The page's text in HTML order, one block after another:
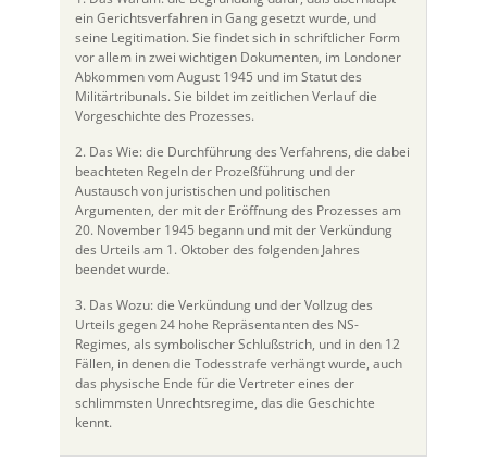
ein Gerichtsverfahren in Gang gesetzt wurde, und
seine Legitimation. Sie findet sich in schriftlicher Form
vor allem in zwei wichtigen Dokumenten, im Londoner
Abkommen vom August 1945 und im Statut des
Militärtribunals. Sie bildet im zeitlichen Verlauf die
Vorgeschichte des Prozesses.
2. Das Wie: die Durchführung des Verfahrens, die dabei
beachteten Regeln der Prozeßführung und der
Austausch von juristischen und politischen
Argumenten, der mit der Eröffnung des Prozesses am
20. November 1945 begann und mit der Verkündung
des Urteils am 1. Oktober des folgenden Jahres
beendet wurde.
3. Das Wozu: die Verkündung und der Vollzug des
Urteils gegen 24 hohe Repräsentanten des NS-
Regimes, als symbolischer Schlußstrich, und in den 12
Fällen, in denen die Todesstrafe verhängt wurde, auch
das physische Ende für die Vertreter eines der
schlimmsten Unrechtsregime, das die Geschichte
kennt.